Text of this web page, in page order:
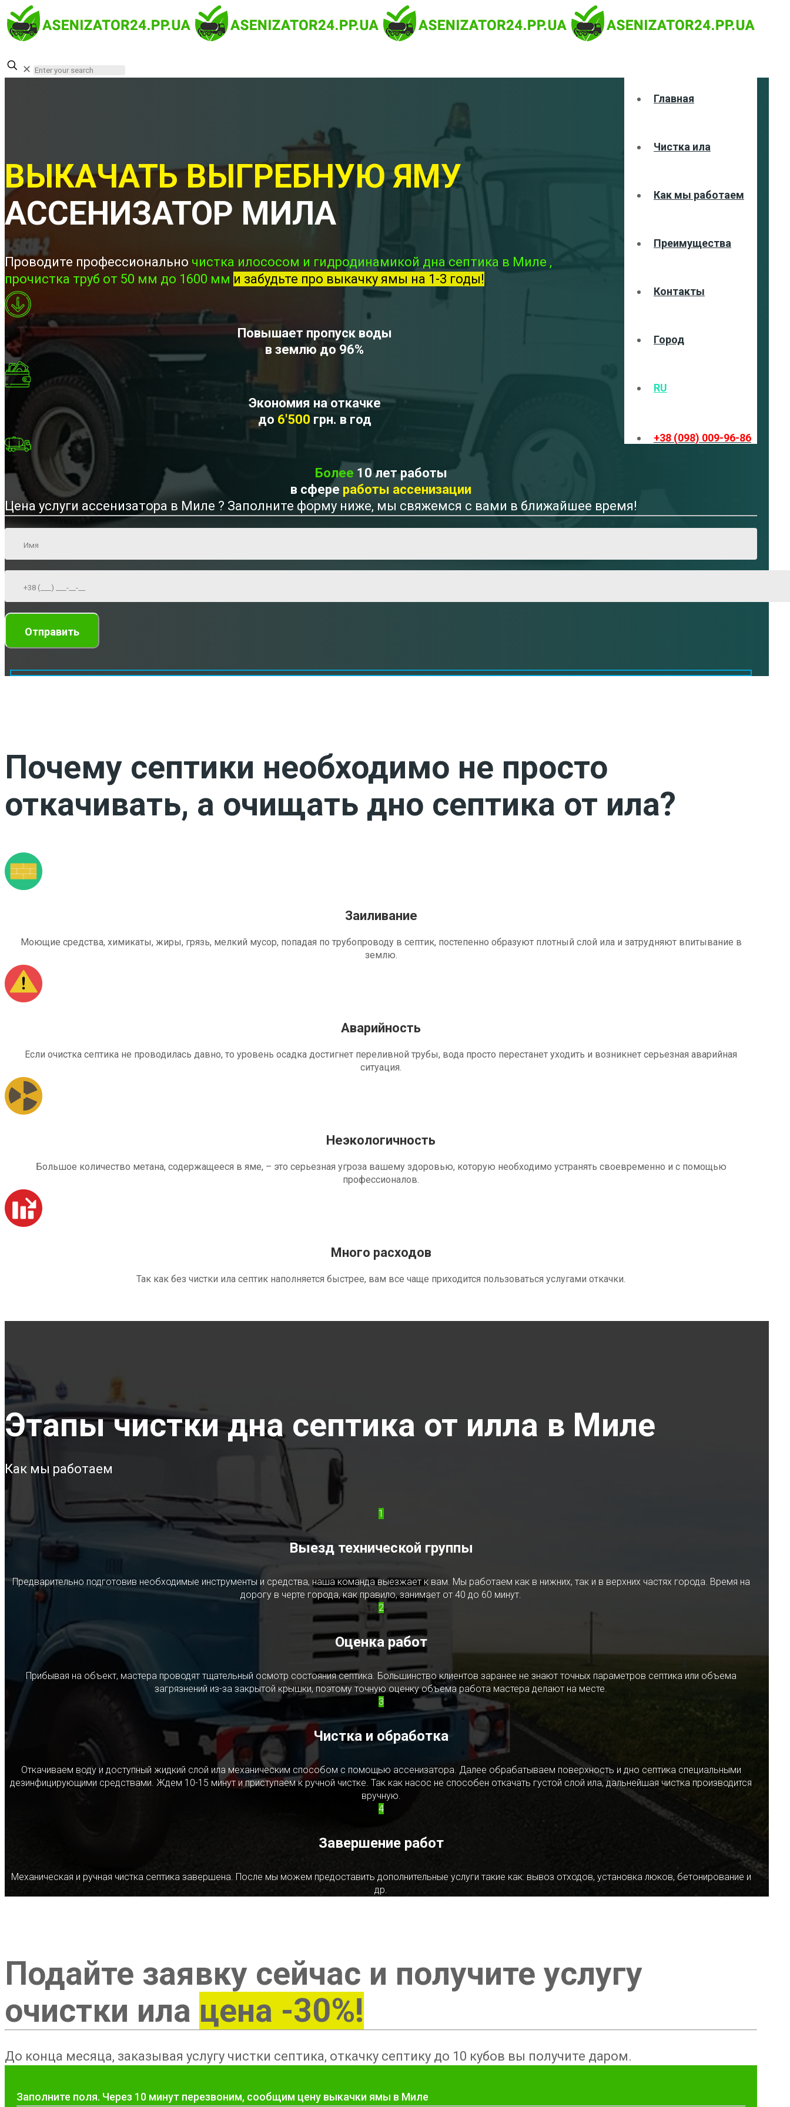
Главная
Чистка ила
Как мы работаем
Преимущества
Контакты
Город
RU
+38 (098) 009-96-86
✕
ВЫКАЧАТЬ ВЫГРЕБНУЮ ЯМУ
АССЕНИЗАТОР МИЛА
Проводите профессионально чистка илососом и гидродинамикой дна септика в Миле ,
прочистка труб от 50 мм до 1600 мм и забудьте про выкачку ямы на 1-3 годы!
Повышает пропуск воды
в землю до 96%
Экономия на откачке
до 6'500 грн. в год
Более 10 лет работы
в сфере работы ассенизации
Цена услуги ассенизатора в Миле ? Заполните форму ниже, мы свяжемся с вами в ближайшее время!
Почему септики необходимо не просто
откачивать, а очищать дно септика от ила?
Заиливание
Моющие средства, химикаты, жиры, грязь, мелкий мусор, попадая по трубопроводу в септик, постепенно образуют плотный слой ила и затрудняют впитывание в
землю.
Аварийность
Если очистка септика не проводилась давно, то уровень осадка достигнет переливной трубы, вода просто перестанет уходить и возникнет серьезная аварийная
ситуация.
Неэкологичность
Большое количество метана, содержащееся в яме, – это серьезная угроза вашему здоровью, которую необходимо устранять своевременно и с помощью
профессионалов.
Много расходов
Так как без чистки ила септик наполняется быстрее, вам все чаще приходится пользоваться услугами откачки.
Этапы чистки дна септика от илла в Миле
Как мы работаем
1
Выезд технической группы
Предварительно подготовив необходимые инструменты и средства, наша команда выезжает к вам. Мы работаем как в нижних, так и в верхних частях города. Время на
дорогу в черте города, как правило, занимает от 40 до 60 минут.
2
Оценка работ
Прибывая на объект, мастера проводят тщательный осмотр состояния септика. Большинство клиентов заранее не знают точных параметров септика или объема
загрязнений из-за закрытой крышки, поэтому точную оценку объема работа мастера делают на месте.
3
Чистка и обработка
Откачиваем воду и доступный жидкий слой ила механическим способом с помощью ассенизатора. Далее обрабатываем поверхность и дно септика специальными
дезинфицирующими средствами. Ждем 10-15 минут и приступаем к ручной чистке. Так как насос не способен откачать густой слой ила, дальнейшая чистка производится
вручную.
4
Завершение работ
Механическая и ручная чистка септика завершена. После мы можем предоставить дополнительные услуги такие как: вывоз отходов, установка люков, бетонирование и
др.
Подайте заявку сейчас и получите услугу
очистки ила цена -30%!
До конца месяца, заказывая услугу чистки септика, откачку септику до 10 кубов вы получите даром.
Заполните поля. Через 10 минут перезвоним, сообщим цену выкачки ямы в Миле